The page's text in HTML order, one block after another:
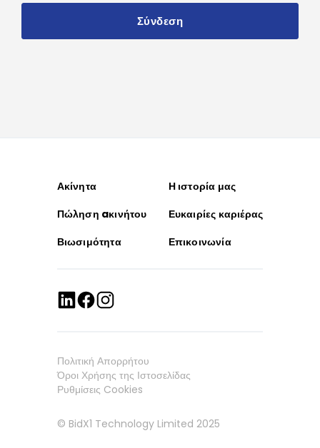
Σύνδεση
Ακίνητα
Η ιστορία μας
Πώληση aκινήτου
Ευκαιρίες καριέρας
Βιωσιμότητα
Επικοινωνία
Πολιτική Απορρήτου
Όροι Χρήσης της Ιστοσελίδας
Ρυθμίσεις Cookies
© BidX1 Technology Limited 2025